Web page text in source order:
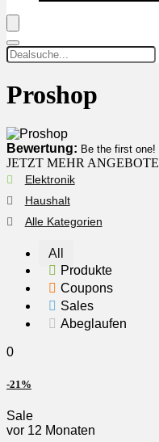
Proshop
Bewertung: Be the first one!
JETZT MEHR ANGEBOTE
Elektronik
Haushalt
Alle Kategorien
All
Produkte
Coupons
Sales
Abeglaufen
0
-21%
Sale
vor 12 Monaten